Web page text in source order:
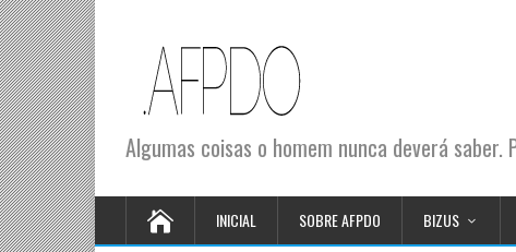
Algumas coisas o homem nunca deverá
INICIAL SOBRE AFPDO BIZUS